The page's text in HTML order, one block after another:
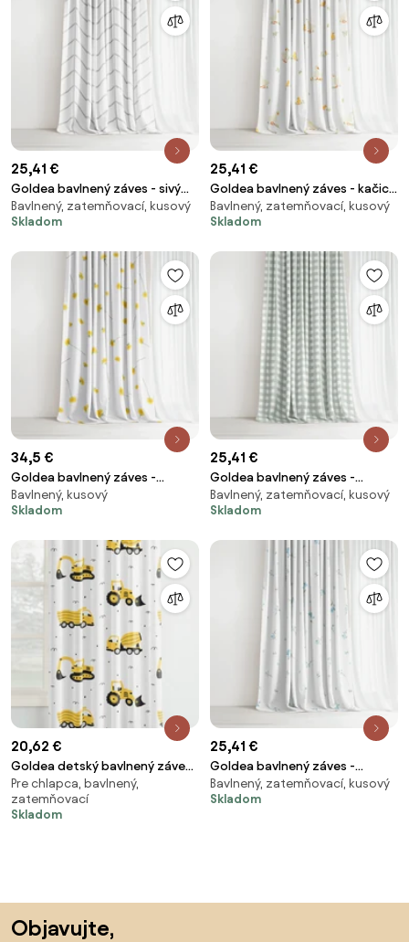
25,41 €
Goldea bavlnený záves - sivý
cikcak na bielom 140x150 cm
Bavlnený, zatemňovací, kusový
Skladom
25,41 €
Goldea bavlnený záves - kačice
140x150 cm
Bavlnený, zatemňovací, kusový
Skladom
34,5 €
Goldea bavlnený záves -
púpavy 240x150 cm
Bavlnený, kusový
Skladom
25,41 €
Goldea bavlnený záves -
šalviovo zelené kocky 140x150
cm
Bavlnený, zatemňovací, kusový
Skladom
20,62 €
Goldea detský bavlnený záves
- bagre a stavebné autá
140x150 cm
Pre chlapca, bavlnený,
zatemňovací
Skladom
25,41 €
Goldea bavlnený záves -
nezábudky 140x150 cm
Bavlnený, zatemňovací, kusový
Skladom
Objavujte,